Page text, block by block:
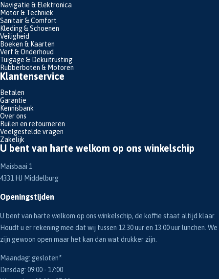
Navigatie & Elektronica
Motor & Techniek
Sanitair & Comfort
Kleding & Schoenen
Veiligheid
Boeken & Kaarten
Verf & Onderhoud
Tuigage & Dekuitrusting
Rubberboten & Motoren
Klantenservice
Betalen
Garantie
Kennisbank
Over ons
Ruilen en retourneren
Veelgestelde vragen
Zakelijk
U bent van harte welkom op ons winkelschip
Maisbaai 1
4331 HJ Middelburg
Openingstijden
U bent van harte welkom op ons winkelschip, de koffie staat altijd klaar.
Houdt u er rekening mee dat wij tussen 12.30 uur en 13.00 uur lunchen. We
zijn gewoon open maar het kan dan wat drukker zijn.
Maandag: gesloten*
Dinsdag: 09:00 - 17:00